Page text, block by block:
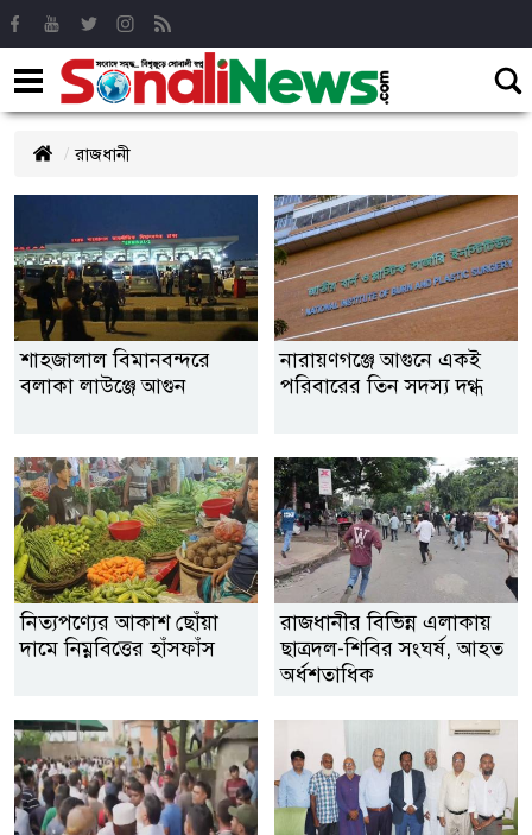
রাজধানী
শাহজালাল বিমানবন্দরে
বলাকা লাউঞ্জে আগুন
নারায়ণগঞ্জে আগুনে একই
পরিবারের তিন সদস্য দগ্ধ
নিত্যপণ্যের আকাশ ছোঁয়া
দামে নিম্নবিত্তের হাঁসফাঁস
রাজধানীর বিভিন্ন এলাকায়
ছাত্রদল-শিবির সংঘর্ষ, আহত
অর্ধশতাধিক